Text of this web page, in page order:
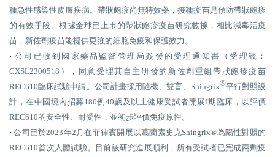
種急性感染性皮膚疾病。帶狀皰疹尚無特效藥，接種疫苗是預防帶狀皰疹
的有效手段。根據全球已上市的帶狀皰疹疫苗研究數據，相比減毒活疫
苗，新佐劑疫苗能提供更強的細胞免疫和保護效力。
· 公司已收到國家藥品監督管理局簽發的受理通知書（受理號：
CXSL2300518），同意受理其自主研發的新佐劑重組帶狀皰疹疫苗
REC610臨床試驗申請。公司計畫採用隨機、雙盲、Shingrix®平行對照設
計，在中國境內招募180例40歲及以上健康受試者開展I期臨床，以評價
REC610的安全性、耐受性，並初步評價免疫原性。
· 公司已於2023年2月在菲律賓開展以葛蘭素史克Shingrix®為陽性對照的
REC610首次人體試驗。目前該研究進展順利，所有受試者已完成兩劑疫